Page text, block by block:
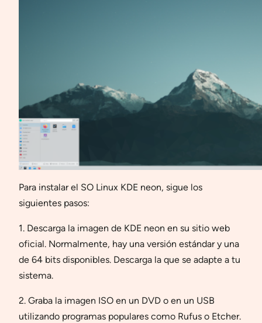
Para instalar el SO Linux KDE neon, sigue los
siguientes pasos:
1. Descarga la imagen de KDE neon en su sitio web
oficial. Normalmente, hay una versión estándar y una
de 64 bits disponibles. Descarga la que se adapte a tu
sistema.
2. Graba la imagen ISO en un DVD o en un USB
utilizando programas populares como Rufus o Etcher.